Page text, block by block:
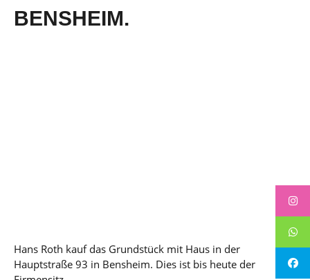
ENSHEIM.
Hans Roth kauf das Grundstück mit Haus in der
Hauptstraße 93 in Bensheim. Dies ist bis heute der